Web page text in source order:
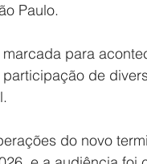
Paulo.
para
de
do novo